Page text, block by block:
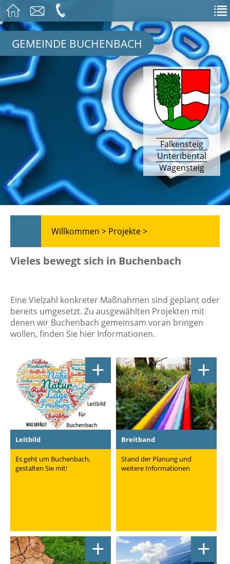
GEMEINDE BUCHENBACH
Falkensteig
Unteribental
Wagensteig
Willkommen > Projekte >
Vieles bewegt sich in Buchenbach
Eine Vielzahl konkreter Maßnahmen sind geplant oder
bereits umgesetzt. Zu ausgewählten Projekten mit
denen wir Buchenbach gemeinsam voran bringen
wollen, finden Sie hier Informationen.
+
Leitbild
Es geht um Buchenbach,
gestalten Sie mit!
+
Breitband
Stand der Planung und
weitere Informationen
+ +